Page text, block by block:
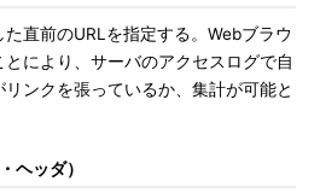
直前のURLを指定する。Webブラウ
により、サーバのアクセスログで自
ンクを張っているか、集計が可能と
ヘッダ）